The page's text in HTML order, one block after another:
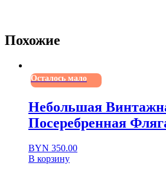
Похожие
Осталось мало
Небольшая
Посеребренная
BYN 350.00
В корзину